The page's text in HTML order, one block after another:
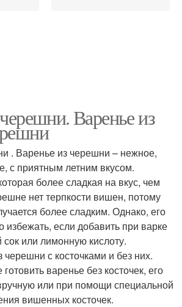
Варенье из
. Варенье из черешни – нежное,
с приятным летним вкусом.
более сладкая на вкус, чем
нет терпкости вишен, потому
более сладким. Однако, его
избежать, если добавить при варке
или лимонную кислоту.
черешни с косточками и без них.
варенье без косточек, его
или при помощи специальной
вишенных косточек.